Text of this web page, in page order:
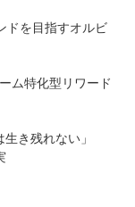
を目指すオルビ
ム特化型リワード
生き残れない」